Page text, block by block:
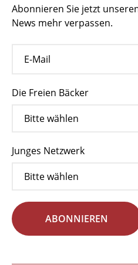
Abonnieren Sie jetzt
News mehr verpassen.
Die Freien Bäcker
Junges Netzwerk
ABONNIEREN